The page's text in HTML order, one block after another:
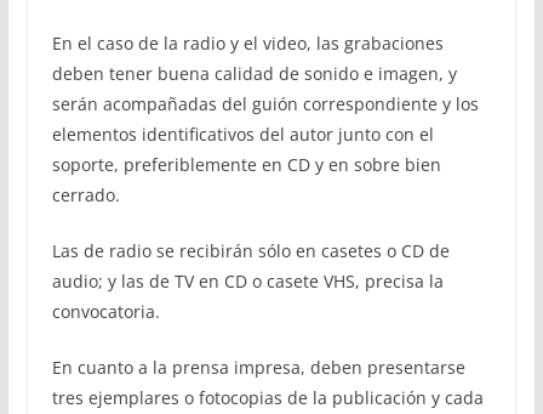
En el caso de la radio y el video, las grabaciones
deben tener buena calidad de sonido e imagen, y
serán acompañadas del guión correspondiente y los
elementos identificativos del autor junto con el
soporte, preferiblemente en CD y en sobre bien
cerrado.
Las de radio se recibirán sólo en casetes o CD de
audio; y las de TV en CD o casete VHS, precisa la
convocatoria.
En cuanto a la prensa impresa, deben presentarse
tres ejemplares o fotocopias de la publicación y cada